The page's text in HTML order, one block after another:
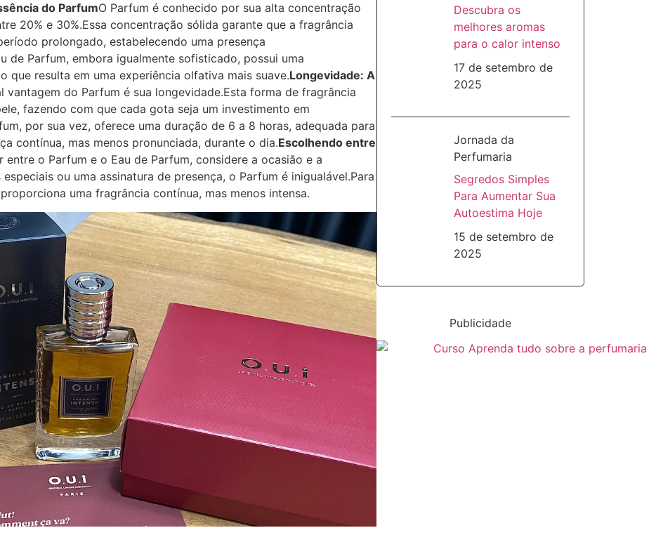
do ParfumO Parfum é conhecido por sua alta concentração
20% e 30%.Essa concentração sólida garante que a fragrância
prolongado, estabelecendo uma presença
de Parfum, embora igualmente sofisticado, possui uma
que resulta em uma experiência olfativa mais suave.Longevidade: A
vantagem do Parfum é sua longevidade.Esta forma de fragrância
fazendo com que cada gota seja um investimento em
por sua vez, oferece uma duração de 6 a 8 horas, adequada para
contínua, mas menos pronunciada, durante o dia.Escolhendo entre
entre o Parfum e o Eau de Parfum, considere a ocasião e a
ou uma assinatura de presença, o Parfum é inigualável.Para
uma fragrância contínua, mas menos intensa.
Descubra os
melhores aromas
para o calor intenso
17 de setembro de
2025
Jornada da
Perfumaria
Segredos Simples
Para Aumentar Sua
Autoestima Hoje
15 de setembro de
2025
Publicidade